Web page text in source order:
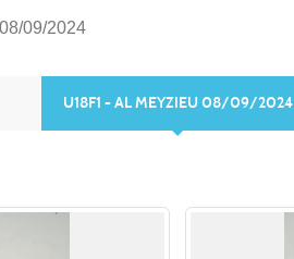
09/2024
U18F1 - AL MEYZIEU 08/09/2024